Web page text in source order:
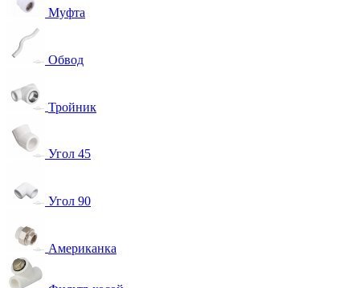
Муфта
Обвод
Тройник
Угол 45
Угол 90
Американка